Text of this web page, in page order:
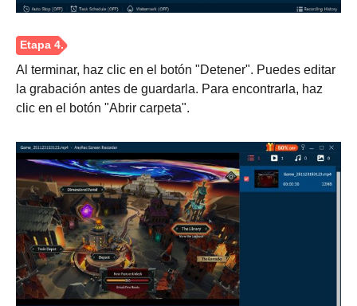
Paso 2.
Al terminar, haz clic en el botón "Detener". Puedes editar
la grabación antes de guardarla. Para encontrarla, haz
clic en el botón "Abrir carpeta".